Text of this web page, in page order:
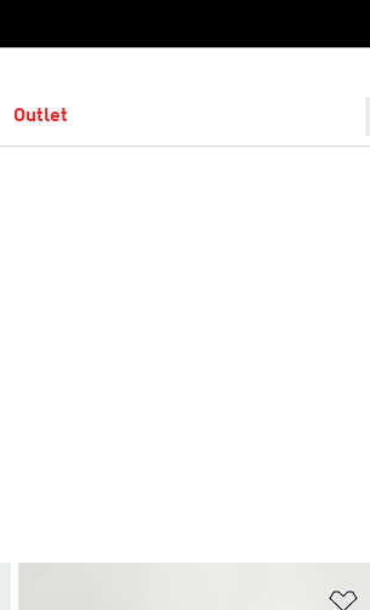
Outlet